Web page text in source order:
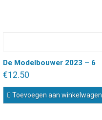
De Modelbouwer 2023 – 6
€12.50
Toevoegen aan winkelwagen